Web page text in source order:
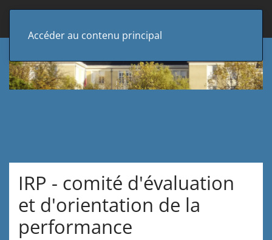
Accéder au contenu principal
IRP - comité d'évaluation
et d'orientation de la
performance